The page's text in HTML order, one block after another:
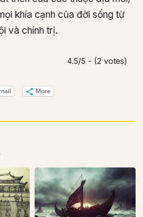
khía cạnh của đời sống từ
và chính trị.
4.5/5 - (2 votes)
More